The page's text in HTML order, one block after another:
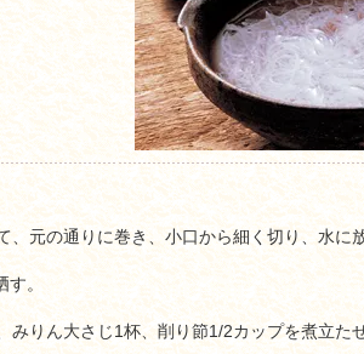
元の通りに巻き、小口から細く切り、水に放
。
りん大さじ1杯、削り節1/2カップを煮立た